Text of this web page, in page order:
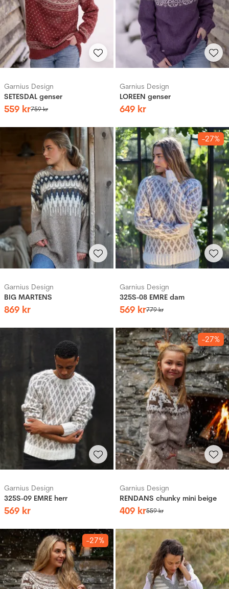
Garnius Design
SETESDAL genser
559 kr759kr
Garnius Design
LOREEN genser
649 kr
Garnius Design
BIG MARTENS
869 kr
-27%
Garnius Design
325S-08 EMRE dam
569 kr779kr
Garnius Design
325S-09 EMRE herr
569 kr
-27%
Garnius Design
RENDANS chunky mini beige
409 kr559kr
-27%